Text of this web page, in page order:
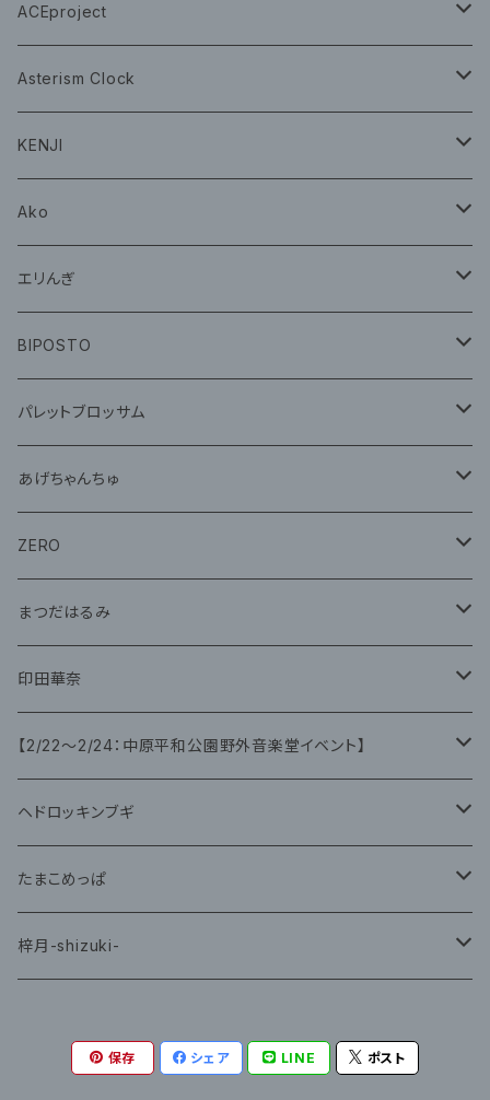
グッズ
グッズ
ACEproject
グッズ
CD
Asterism Clock
グッズ
KENJI
グッズ
Ako
グッズ
CD
エリんぎ
グッズ
BIPOSTO
グッズ
パレットブロッサム
CD
グッズ
あげちゃんちゅ
グッズ
ZERO
グッズ
CD
まつだはるみ
CD
グッズ
印田華奈
グッズ
【2/22〜2/24：中原平和公園野外音楽堂イベント】
藤咲ゆみ
ヘドロッキンブギ
CD
たまこめっぱ
グッズ
梓月-shizuki-
保存 シェア LINE ポスト